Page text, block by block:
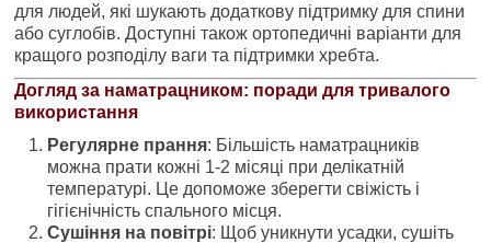
для людей, які шукають додаткову підтримку для спини
або суглобів. Доступні також ортопедичні варіанти для
кращого розподілу ваги та підтримки хребта.
Догляд за наматрацником: поради для тривалого
використання
Регулярне прання: Більшість наматрацників
можна прати кожні 1-2 місяці при делікатній
температурі. Це допоможе зберегти свіжість і
гігієнічність спального місця.
Сушіння на повітрі: Щоб уникнути усадки, сушіть